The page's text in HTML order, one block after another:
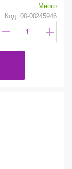
Много
Код: 00-00245946